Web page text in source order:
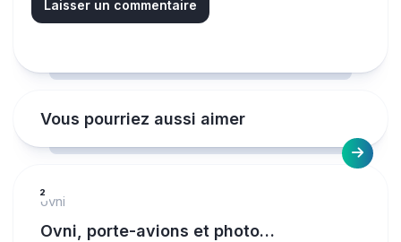
Vous pourriez aussi aimer
2
ovni
Ovni, porte-avions et photo…